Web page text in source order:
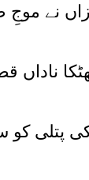
نے موجِ
ناداں
پتلی کو